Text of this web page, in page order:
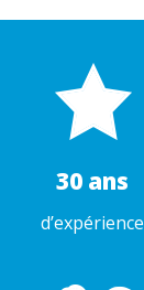
30 ans
d’expérience